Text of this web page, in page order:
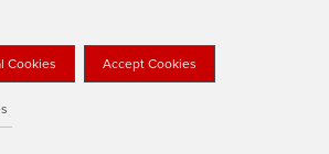
Cookies Accept Cookies